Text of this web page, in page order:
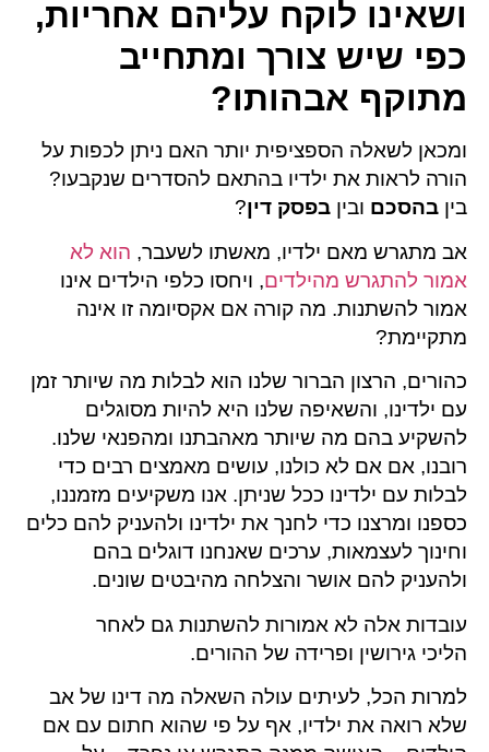
ושאינו לוקח עליהם אחריות,
כפי שיש צורך ומתחייב
מתוקף אבהותו?
ומכאן לשאלה הספציפית יותר האם ניתן לכפות על
הורה לראות את ילדיו בהתאם להסדרים שנקבעו?
בין בהסכם ובין בפסק דין?
אב מתגרש מאם ילדיו, מאשתו לשעבר, הוא לא
אמור להתגרש מהילדים, ויחסו כלפי הילדים אינו
אמור להשתנות. מה קורה אם אקסיומה זו אינה
מתקיימת?
כהורים, הרצון הברור שלנו הוא לבלות מה שיותר זמן
עם ילדינו, והשאיפה שלנו היא להיות מסוגלים
להשקיע בהם מה שיותר מאהבתנו ומהפנאי שלנו.
רובנו, אם אם לא כולנו, עושים מאמצים רבים כדי
לבלות עם ילדינו ככל שניתן. אנו משקיעים מזמננו,
כספנו ומרצנו כדי לחנך את ילדינו ולהעניק להם כלים
וחינוך לעצמאות, ערכים שאנחנו דוגלים בהם
ולהעניק להם אושר והצלחה מהיבטים שונים.
עובדות אלה לא אמורות להשתנות גם לאחר
הליכי גירושין ופרידה של ההורים.
למרות הכל, לעיתים עולה השאלה מה דינו של אב
שלא רואה את ילדיו, אף על פי שהוא חתום עם אם